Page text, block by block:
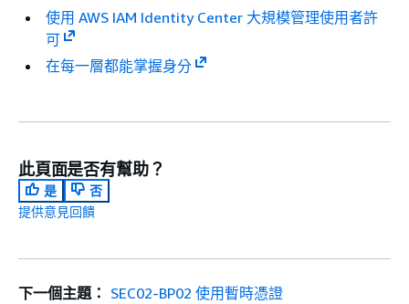
使用 AWS IAM Identity Center 大規模管理使用者許
可
在每一層都能掌握身分
此頁面是否有幫助？
是
否
提供意見回饋
下一個主題： SEC02-BP02 使用暫時憑證